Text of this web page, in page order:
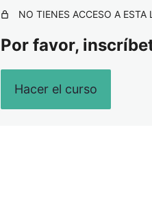
NO TIENES ACCESO A ESTA
Por favor,
Hacer el curso